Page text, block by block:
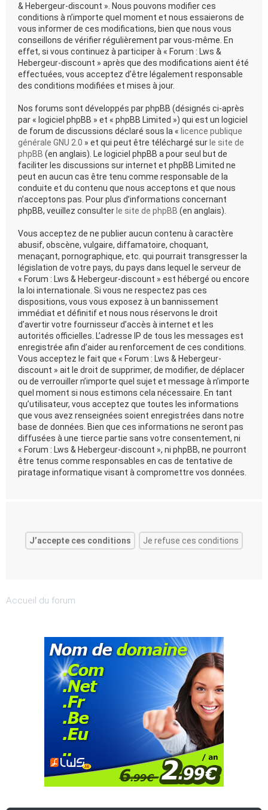
& Hebergeur-discount ». Nous pouvons modifier ces
conditions à n’importe quel moment et nous essaierons de
vous informer de ces modifications, bien que nous vous
conseillons de vérifier régulièrement par vous-même. En
effet, si vous continuez à participer à « Forum : Lws &
Hebergeur-discount » après que des modifications aient été
effectuées, vous acceptez d’être légalement responsable
des conditions modifiées et mises à jour.
Nos forums sont développés par phpBB (désignés ci-après
par « logiciel phpBB » et « phpBB Limited ») qui est un logiciel
de forum de discussions déclaré sous la « licence publique
générale GNU 2.0 » et qui peut être téléchargé sur le site de
phpBB (en anglais). Le logiciel phpBB a pour seul but de
faciliter les discussions sur internet et phpBB Limited ne
peut en aucun cas être tenu comme responsable de la
conduite et du contenu que nous acceptons et que nous
n’acceptons pas. Pour plus d’informations concernant
phpBB, veuillez consulter le site de phpBB (en anglais).
Vous acceptez de ne publier aucun contenu à caractère
abusif, obscène, vulgaire, diffamatoire, choquant,
menaçant, pornographique, etc. qui pourrait transgresser la
législation de votre pays, du pays dans lequel le serveur de
« Forum : Lws & Hebergeur-discount » est hébergé ou encore
la loi internationale. Si vous ne respectez pas ces
dispositions, vous vous exposez à un bannissement
immédiat et définitif et nous nous réservons le droit
d’avertir votre fournisseur d’accès à internet et les
autorités officielles. L’adresse IP de tous les messages est
enregistrée afin d’aider au renforcement de ces conditions.
Vous acceptez le fait que « Forum : Lws & Hebergeur-
discount » ait le droit de supprimer, de modifier, de déplacer
ou de verrouiller n’importe quel sujet et message à n’importe
quel moment si nous estimons cela nécessaire. En tant
qu’utilisateur, vous acceptez que toutes les informations
que vous avez renseignées soient enregistrées dans notre
base de données. Bien que ces informations ne seront pas
diffusées à une tierce partie sans votre consentement, ni
« Forum : Lws & Hebergeur-discount », ni phpBB, ne pourront
être tenus comme responsables en cas de tentative de
piratage informatique visant à compromettre vos données.
Accueil du forum